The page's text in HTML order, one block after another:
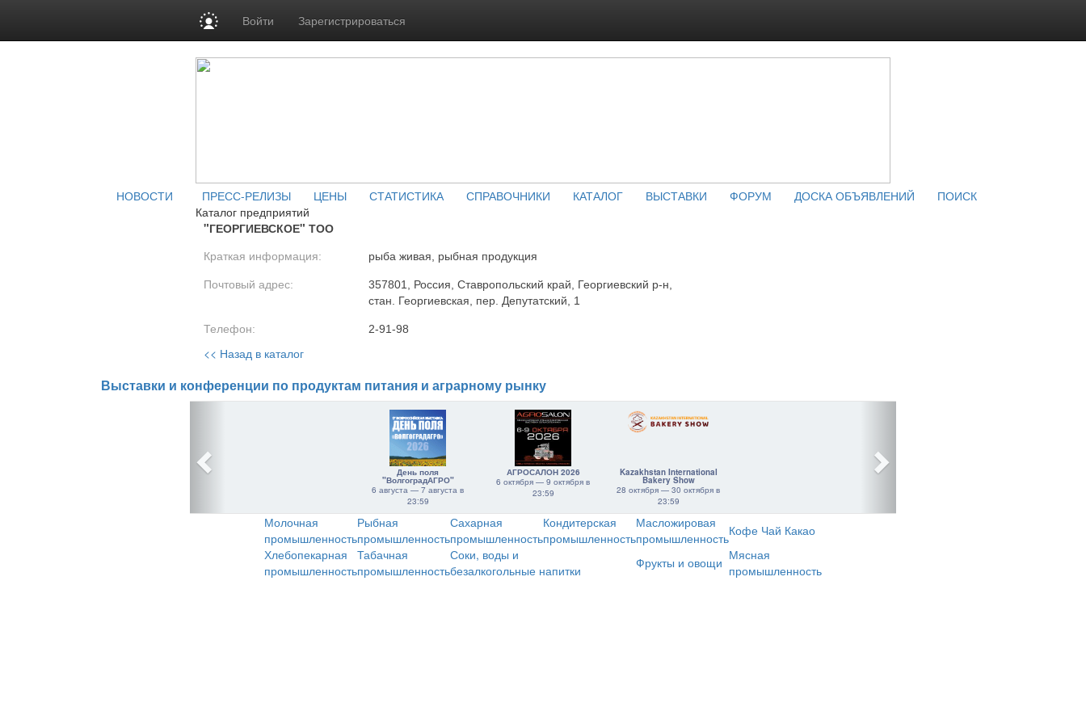
Войти Зарегистрироваться
НОВОСТИ ПРЕСС-РЕЛИЗЫ ЦЕНЫ СТАТИСТИКА СПРАВОЧНИКИ КАТАЛОГ ВЫСТАВКИ ФОРУМ ДОСКА ОБЪЯВЛЕНИЙ
ПОИСК
Каталог предприятий
"ГЕОРГИЕВСКОЕ" ТОО
Краткая информация: рыба живая, рыбная продукция
Почтовый адрес:
357801, Россия, Ставропольский край, Георгиевский р-н,
стан. Георгиевская, пер. Депутатский, 1
Телефон: 2-91-98
<< Назад в каталог
Выставки и конференции по продуктам питания и аграрному рынку
День поля
"ВолгоградАГРО"
6 августа — 7 августа в
23:59
АГРОСАЛОН 2026
6 октября — 9 октября в
23:59
Kazakhstan International
Bakery Show
28 октября — 30 октября в
23:59
Молочная
промышленность
Рыбная
промышленность
Сахарная
промышленность
Кондитерская
промышленность
Масложировая
промышленностьКофе Чай Какао
Хлебопекарная
промышленность
Табачная
промышленность
Соки, воды и
безалкогольные напитки
Фрукты и овощи Мясная
промышленность